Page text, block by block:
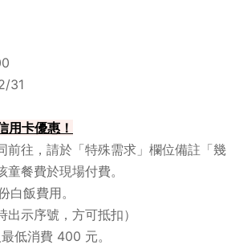
31
用卡優惠！
前往，請於「特殊需求」欄位備註「幾
餐費於現場付費。
白飯費用。
示序號，方可抵扣）
低消費 400 元。